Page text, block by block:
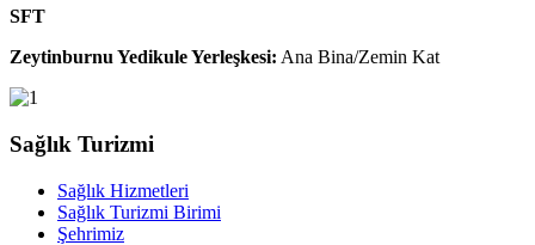
SFT
Zeytinburnu Yedikule Yerleşkesi: Ana Bina/Zemin Kat
Sağlık Turizmi
Sağlık Hizmetleri
Sağlık Turizmi Birimi
Şehrimiz